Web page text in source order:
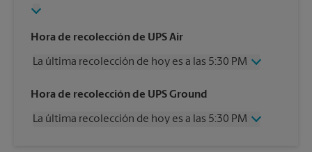
Hora de recolección de UPS Air
La última recolección de hoy es a las 5:30 PM
Miércoles
5:30 PM
Viernes
5:30 PM
Hora de recolección de UPS Ground
La última recolección de hoy es a las 5:30 PM